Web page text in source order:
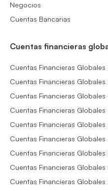
Negocios
Cuentas Bancarias
Cuentas financieras
Cuentas Financieras Globales
Cuentas Financieras Globales
Cuentas Financieras Globales
Cuentas Financieras Globales
Cuentas Financieras Globales
Cuentas Financieras Globales
Cuentas Financieras Globales
Cuentas Financieras Globales
Cuentas Financieras